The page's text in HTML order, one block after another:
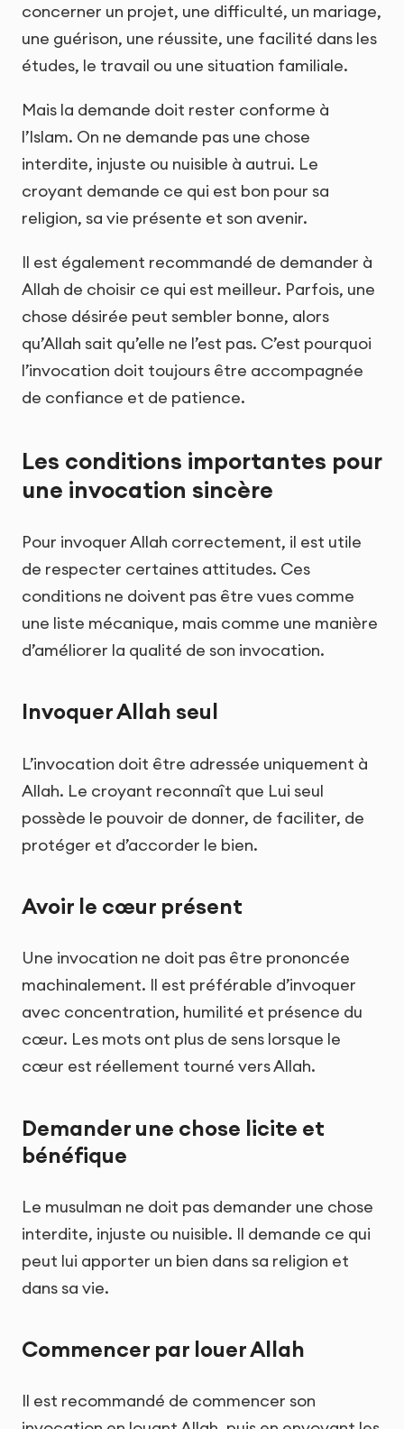
concerner un projet, une difficulté, un mariage,
une guérison, une réussite, une facilité dans les
études, le travail ou une situation familiale.
Mais la demande doit rester conforme à
l’Islam. On ne demande pas une chose
interdite, injuste ou nuisible à autrui. Le
croyant demande ce qui est bon pour sa
religion, sa vie présente et son avenir.
Il est également recommandé de demander à
Allah de choisir ce qui est meilleur. Parfois, une
chose désirée peut sembler bonne, alors
qu’Allah sait qu’elle ne l’est pas. C’est pourquoi
l’invocation doit toujours être accompagnée
de confiance et de patience.
Les conditions importantes pour
une invocation sincère
Pour invoquer Allah correctement, il est utile
de respecter certaines attitudes. Ces
conditions ne doivent pas être vues comme
une liste mécanique, mais comme une manière
d’améliorer la qualité de son invocation.
Invoquer Allah seul
L’invocation doit être adressée uniquement à
Allah. Le croyant reconnaît que Lui seul
possède le pouvoir de donner, de faciliter, de
protéger et d’accorder le bien.
Avoir le cœur présent
Une invocation ne doit pas être prononcée
machinalement. Il est préférable d’invoquer
avec concentration, humilité et présence du
cœur. Les mots ont plus de sens lorsque le
cœur est réellement tourné vers Allah.
Demander une chose licite et
bénéfique
Le musulman ne doit pas demander une chose
interdite, injuste ou nuisible. Il demande ce qui
peut lui apporter un bien dans sa religion et
dans sa vie.
Commencer par louer Allah
Il est recommandé de commencer son